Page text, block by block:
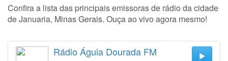
Confira a lista das principais emissoras de rádio da cidade
de Januaria, Minas Gerais. Ouça ao vivo agora mesmo!
Rádio Águia Dourada FM